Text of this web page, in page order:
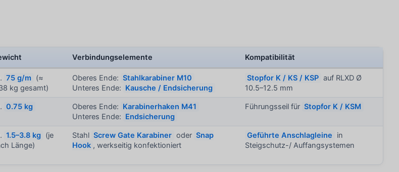
Verbindungselemente Kompatibilität
75 g/m (≈
kg gesamt)
Oberes Ende: Stahlkarabiner M10
Unteres Ende: Kausche / Endsicherung
Stopfor K / KS / KSP auf RLXD Ø
10.5–12.5 mm
0.75 kg Oberes Ende: Karabinerhaken M41
Unteres Ende: Endsicherung
Führungsseil für Stopfor K / KSM
1.5–3.8 kg (je
Länge)
Stahl Screw Gate Karabiner oder Snap
Hook , werkseitig konfektioniert
Geführte Anschlagleine
in
Steigschutz-/ Auffangsystemen